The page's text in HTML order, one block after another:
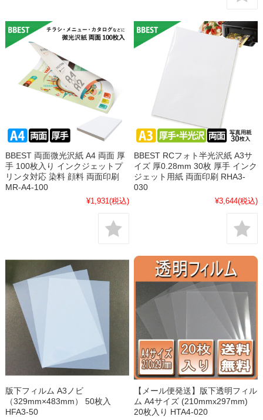
BBEST 両面微光沢紙 A4 両面 厚
手 100枚入り インクジェットプ
リンタ対応 染料 顔料 両面印刷
MR-A4-100
¥1,931(税込)
BBEST RCフォト半光沢紙 A3サ
イズ 厚0.28mm 30枚 厚手 インク
ジェット用紙 両面印刷 RHA3-
030
¥3,644(税込)
版下フィルム A3ノビ
（329mm×483mm） 50枚入
HFA3-50
【メール便発送】版下透明フィル
ム A4サイズ (210mmx297mm)
20枚入り HTA4-020